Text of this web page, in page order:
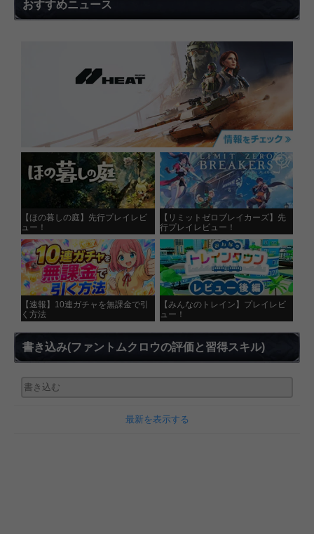
おすすめニュース
【ほの暮しの庭】先行プレイレビ
ュー！
【リミットゼロブレイカーズ】先
行プレイレビュー！
【速報】10連ガチャを無課金で引
く方法
【みんなのトレイン】プレイレビ
ュー！
書き込み(ファントムクロウの評価と習得スキル)
最新を表示する